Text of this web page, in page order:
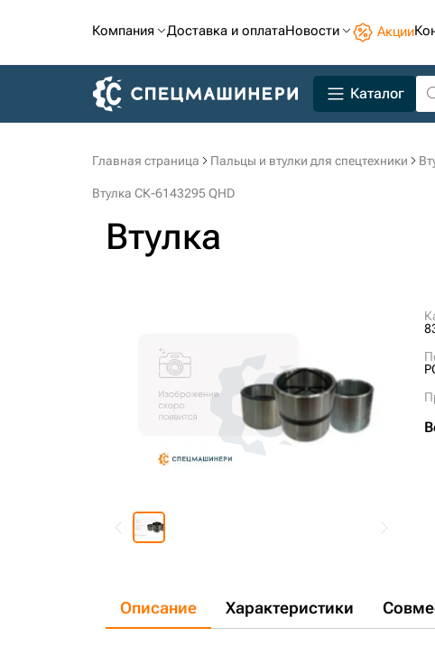
Компания Доставка и оплатаНовости Акции
Каталог
Главная страница Пальцы и втулки для спецтехники
Втулка СК-6143295 QHD
Втулка
Описание Характеристики